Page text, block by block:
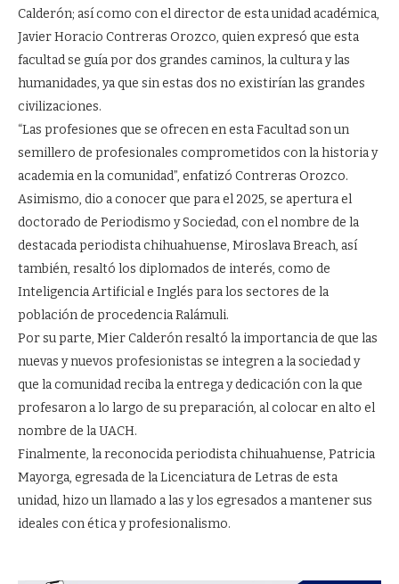
Calderón; así como con el director de esta unidad académica,
Javier Horacio Contreras Orozco, quien expresó que esta
facultad se guía por dos grandes caminos, la cultura y las
humanidades, ya que sin estas dos no existirían las grandes
civilizaciones.
“Las profesiones que se ofrecen en esta Facultad son un
semillero de profesionales comprometidos con la historia y
academia en la comunidad”, enfatizó Contreras Orozco.
Asimismo, dio a conocer que para el 2025, se apertura el
doctorado de Periodismo y Sociedad, con el nombre de la
destacada periodista chihuahuense, Miroslava Breach, así
también, resaltó los diplomados de interés, como de
Inteligencia Artificial e Inglés para los sectores de la
población de procedencia Ralámuli.
Por su parte, Mier Calderón resaltó la importancia de que las
nuevas y nuevos profesionistas se integren a la sociedad y
que la comunidad reciba la entrega y dedicación con la que
profesaron a lo largo de su preparación, al colocar en alto el
nombre de la UACH.
Finalmente, la reconocida periodista chihuahuense, Patricia
Mayorga, egresada de la Licenciatura de Letras de esta
unidad, hizo un llamado a las y los egresados a mantener sus
ideales con ética y profesionalismo.